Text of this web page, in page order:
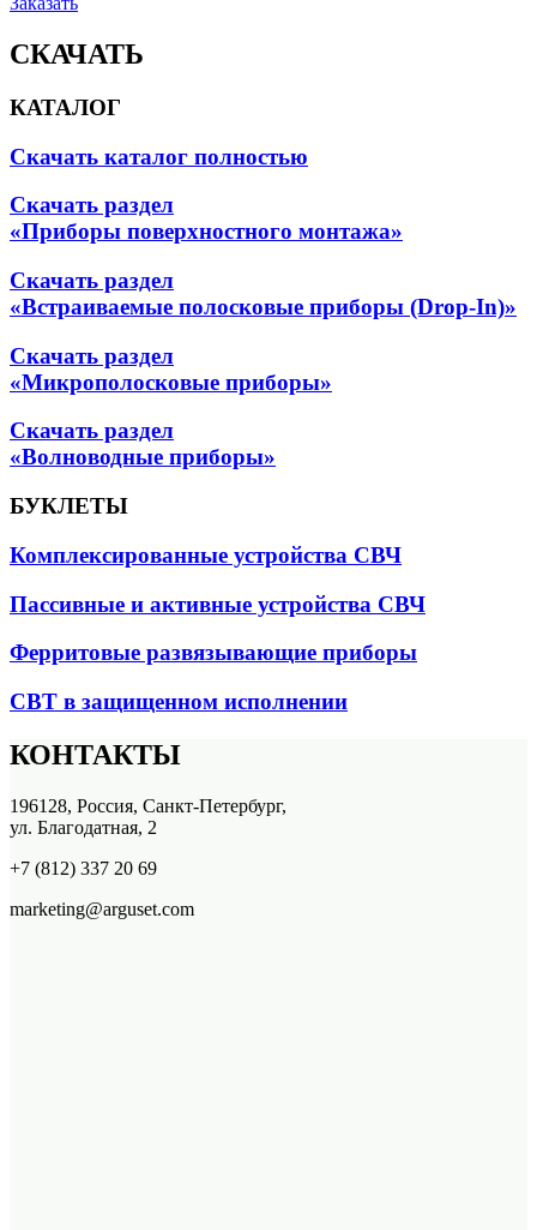
СКАЧАТЬ
КАТАЛОГ
Скачать каталог полностью
Скачать раздел
«Приборы поверхностного монтажа»
Скачать раздел
«Встраиваемые полосковые приборы (Drop-In)»
Скачать раздел
«Микрополосковые приборы»
Скачать раздел
«Волноводные приборы»
БУКЛЕТЫ
Комплексированные устройства СВЧ
Пассивные и активные устройства СВЧ
Ферритовые развязывающие приборы
СВТ в защищенном исполнении
КОНТАКТЫ
196128, Россия, Санкт-Петербург,
ул. Благодатная, 2
+7 (812) 337 20 69
marketing@arguset.com